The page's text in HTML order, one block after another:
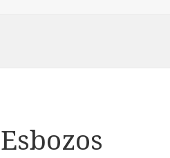
Esbozos